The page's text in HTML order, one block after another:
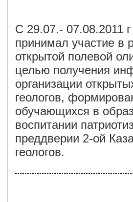
С 29.07.- 07.08.2011 г
принимал участие в
открытой полевой
целью получения
организации
геологов,
обучающихся в
воспитании
преддверии 2-ой
геологов.